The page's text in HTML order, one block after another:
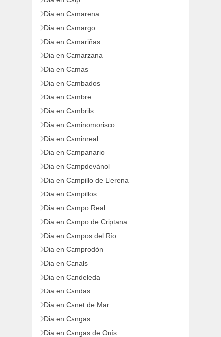
Dia en Camarena
Dia en Camargo
Dia en Camariñas
Dia en Camarzana
Dia en Camas
Dia en Cambados
Dia en Cambre
Dia en Cambrils
Dia en Caminomorisco
Dia en Caminreal
Dia en Campanario
Dia en Campdevánol
Dia en Campillo de Llerena
Dia en Campillos
Dia en Campo Real
Dia en Campo de Criptana
Dia en Campos del Río
Dia en Camprodón
Dia en Canals
Dia en Candeleda
Dia en Candás
Dia en Canet de Mar
Dia en Cangas
Dia en Cangas de Onís